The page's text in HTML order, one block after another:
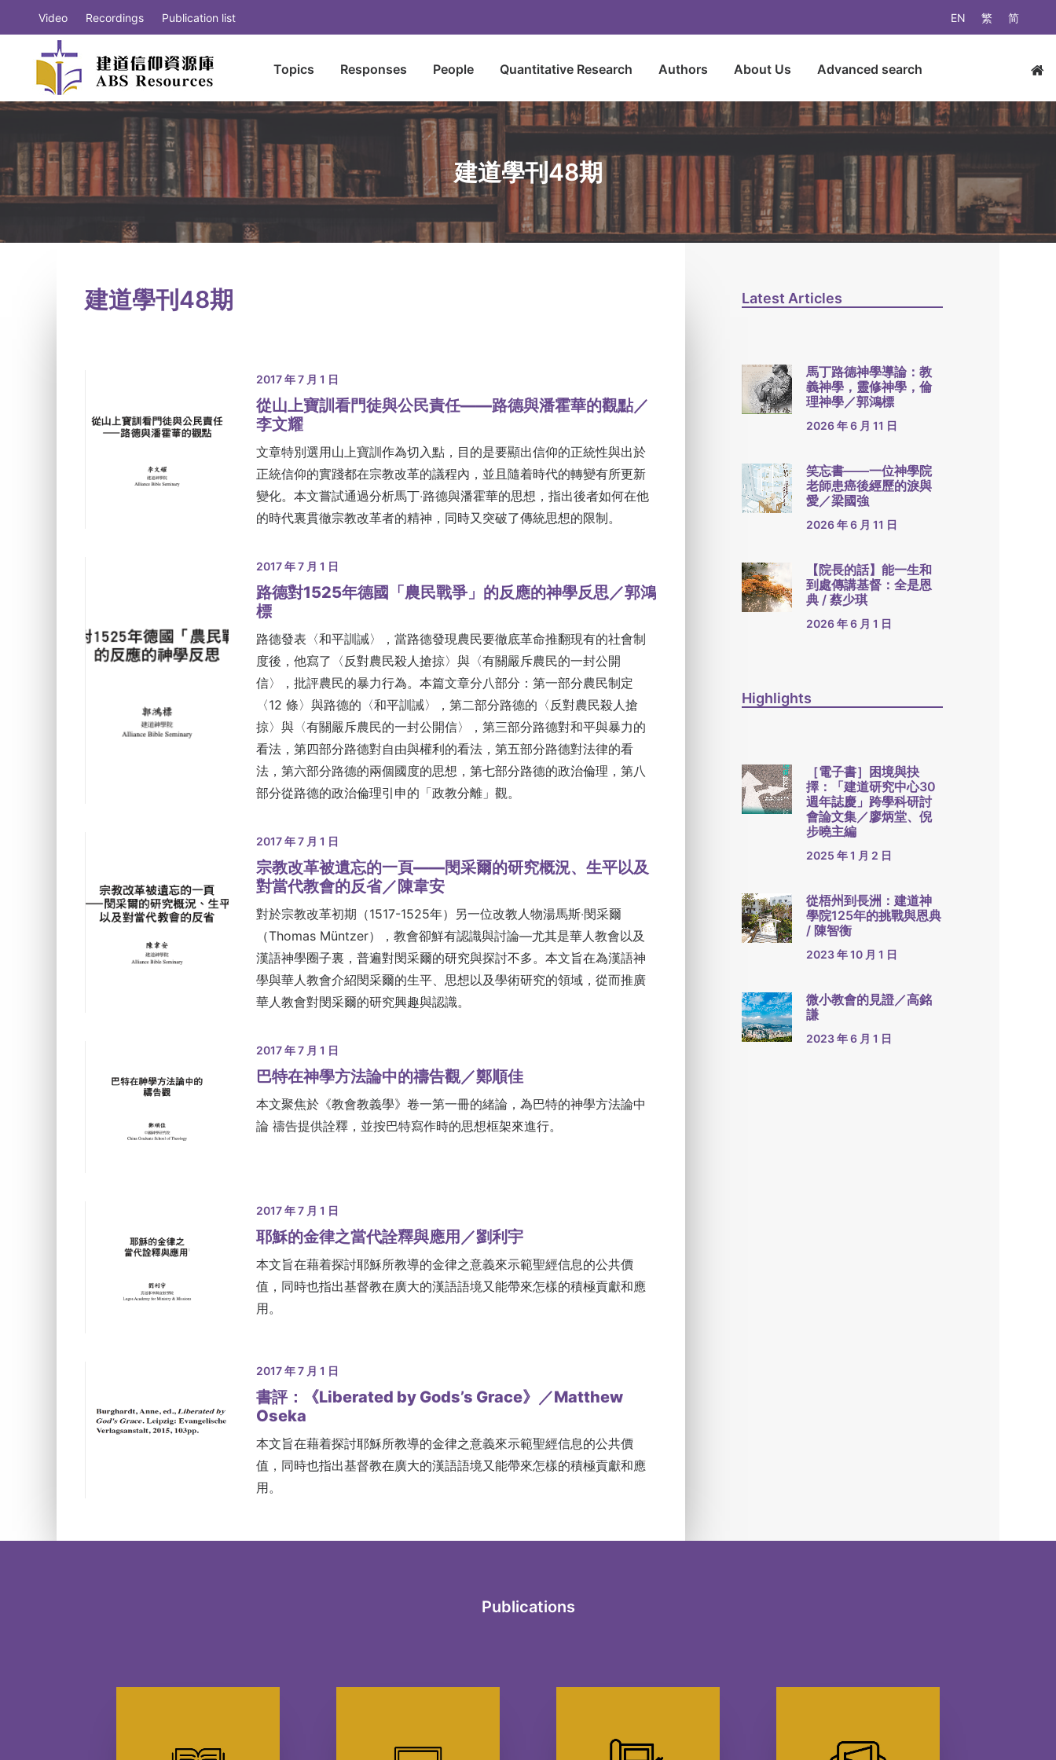
EN 繁 简
Video Recordings Publication list
Topics Responses People Quantitative Research Authors About Us Advanced search
建道學刊48期
建道學刊48期
2017 年 7 月 1 日
從山上寶訓看門徒與公民責任——路德與潘霍華的觀點／
李文耀
文章特別選用山上寶訓作為切入點，目的是要顯出信仰的正統性與出於
正統信仰的實踐都在宗教改革的議程內，並且隨着時代的轉變有所更新
變化。本文嘗試通過分析馬丁‧路德與潘霍華的思想，指出後者如何在他
的時代裏貫徹宗教改革者的精神，同時又突破了傳統思想的限制。
2017 年 7 月 1 日
路德對1525年德國「農民戰爭」的反應的神學反思／郭鴻
標
路德發表〈和平訓誡〉，當路德發現農民要徹底革命推翻現有的社會制
度後，他寫了〈反對農民殺人搶掠〉與〈有關嚴斥農民的一封公開
信〉，批評農民的暴力行為。本篇文章分八部分：第一部分農民制定
〈12 條〉與路德的〈和平訓誡〉，第二部分路德的〈反對農民殺人搶
掠〉與〈有關嚴斥農民的一封公開信〉，第三部分路德對和平與暴力的
看法，第四部分路德對自由與權利的看法，第五部分路德對法律的看
法，第六部分路德的兩個國度的思想，第七部分路德的政治倫理，第八
部分從路德的政治倫理引申的「政教分離」觀。
2017 年 7 月 1 日
宗教改革被遺忘的一頁——閔采爾的研究概況、生平以及
對當代教會的反省／陳韋安
對於宗教改革初期（1517-1525年）另一位改教人物湯馬斯‧閔采爾
（Thomas Müntzer），教會卻鮮有認識與討論—尤其是華人教會以及
漢語神學圈子裏，普遍對閔采爾的研究與探討不多。本文旨在為漢語神
學與華人教會介紹閔采爾的生平、思想以及學術研究的領域，從而推廣
華人教會對閔采爾的研究興趣與認識。
2017 年 7 月 1 日
巴特在神學方法論中的禱告觀／鄭順佳
本文聚焦於《教會教義學》卷一第一冊的緒論，為巴特的神學方法論中
論 禱告提供詮釋，並按巴特寫作時的思想框架來進行。
2017 年 7 月 1 日
耶穌的金律之當代詮釋與應用／劉利宇
本文旨在藉着探討耶穌所教導的金律之意義來示範聖經信息的公共價
值，同時也指出基督教在廣大的漢語語境又能帶來怎樣的積極貢獻和應
用。
2017 年 7 月 1 日
書評：《Liberated by Gods’s Grace》／Matthew
Oseka
本文旨在藉着探討耶穌所教導的金律之意義來示範聖經信息的公共價
值，同時也指出基督教在廣大的漢語語境又能帶來怎樣的積極貢獻和應
用。
Latest Articles
馬丁路德神學導論：教
義神學，靈修神學，倫
理神學／郭鴻標
2026 年 6 月 11 日
笑忘書——一位神學院
老師患癌後經歷的淚與
愛／梁國強
2026 年 6 月 11 日
【院長的話】能一生和
到處傳講基督：全是恩
典 / 蔡少琪
2026 年 6 月 1 日
Highlights
［電子書］困境與抉
擇：「建道研究中心30
週年誌慶」跨學科研討
會論文集／廖炳堂、倪
步曉主編
2025 年 1 月 2 日
從梧州到長洲：建道神
學院125年的挑戰與恩典
/ 陳智衡
2023 年 10 月 1 日
微小教會的見證／高銘
謙
2023 年 6 月 1 日
Publications